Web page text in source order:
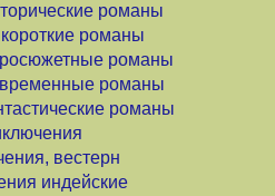
романы
романы
романы
романы
романы
вестерн
индейские